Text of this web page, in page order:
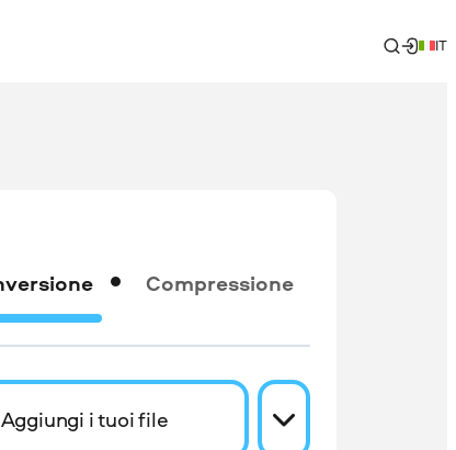
IT
Compressione
Aggiungi i tuoi file